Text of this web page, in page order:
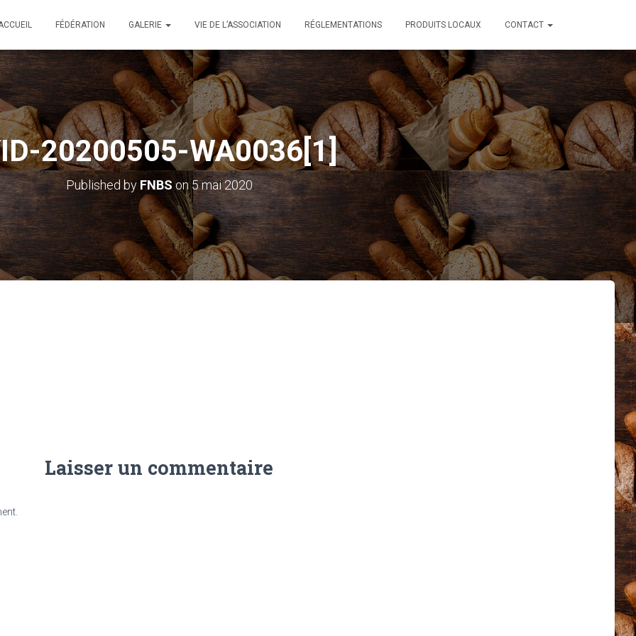
FÉDÉRATION GALERIE VIE DE L’ASSOCIATION RÉGLEMENTATIONS PRODUITS LOCAUX CONTACT
20200505-WA0036[1]
Published by FNBSon5 mai 2020
Laisser un commentaire